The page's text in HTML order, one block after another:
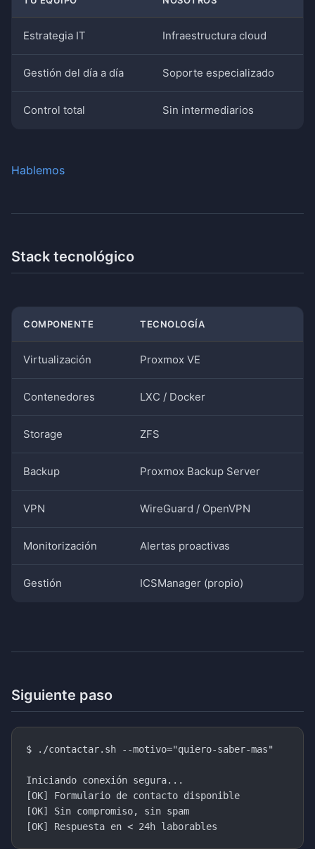
Estrategia IT Infraestructura cloud
Gestión del día a día Soporte especializado
Control total Sin intermediarios
Hablemos
Stack tecnológico
COMPONENTE TECNOLOGÍA
Virtualización Proxmox VE
Contenedores LXC / Docker
Storage ZFS
Backup Proxmox Backup Server
VPN WireGuard / OpenVPN
Monitorización Alertas proactivas
Gestión ICSManager (propio)
Siguiente paso
$ ./contactar.sh --motivo="quiero-saber-mas"
Iniciando conexión segura...
[OK] Formulario de contacto disponible
[OK] Sin compromiso, sin spam